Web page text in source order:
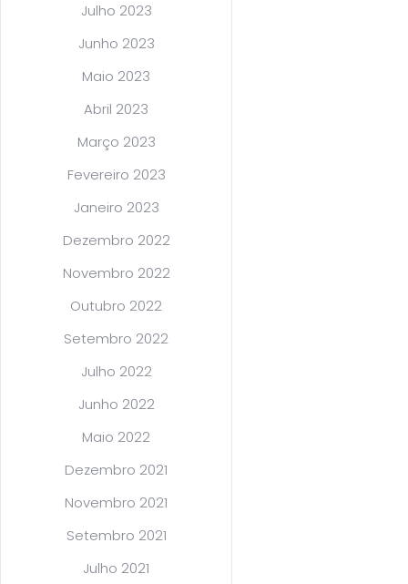
Julho 2023
Junho 2023
Maio 2023
Abril 2023
Março 2023
Fevereiro 2023
Janeiro 2023
Dezembro 2022
Novembro 2022
Outubro 2022
Setembro 2022
Julho 2022
Junho 2022
Maio 2022
Dezembro 2021
Novembro 2021
Setembro 2021
Julho 2021